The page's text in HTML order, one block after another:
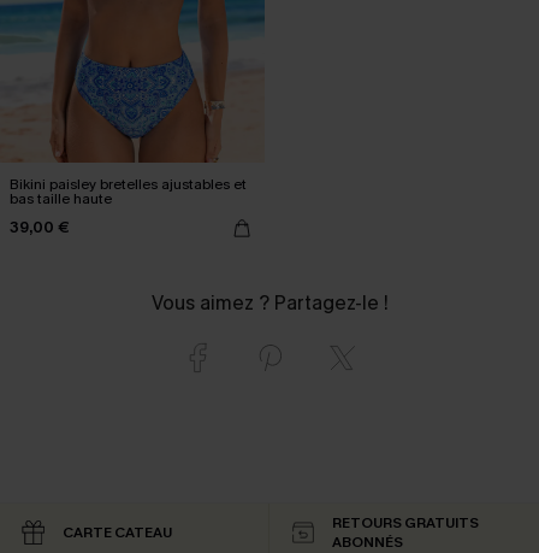
Bikini paisley bretelles ajustables et
bas taille haute
39,00 €
Vous aimez ? Partagez-le !
CARTE CATEAU
RETOURS GRATUITS
ABONNÉS